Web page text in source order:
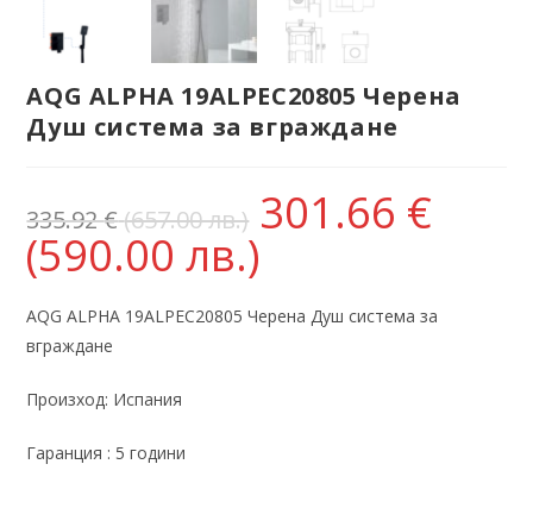
AQG ALPHA 19ALPEC20805 Черена
Душ система за вграждане
335.92€(657.00 лв.) 301.66 €
(590.00 лв.)
AQG ALPHA 19ALPEC20805 Черена Душ система за
вграждане
Произход: Испания
Гаранция : 5 години